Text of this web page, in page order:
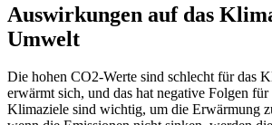
Auswirkungen auf das
Umwelt
Die hohen CO2-Werte sind schlecht für das
erwärmt sich, und das hat negative Folgen
Klimaziele sind wichtig, um die Erwärmung